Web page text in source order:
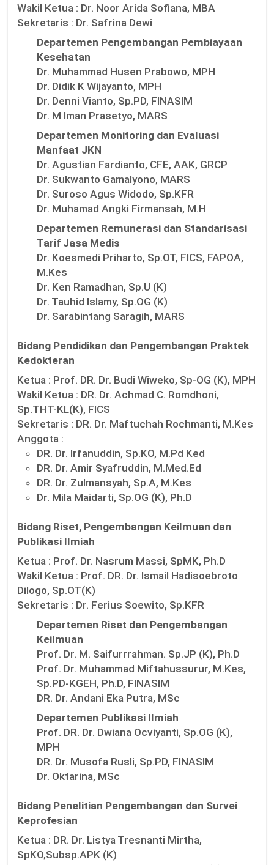
Wakil Ketua : Dr. Noor Arida Sofiana, MBA
Sekretaris : Dr. Safrina Dewi
Departemen Pengembangan Pembiayaan
Kesehatan
Dr. Muhammad Husen Prabowo, MPH
Dr. Didik K Wijayanto, MPH
Dr. Denni Vianto, Sp.PD, FINASIM
Dr. M Iman Prasetyo, MARS
Departemen Monitoring dan Evaluasi
Manfaat JKN
Dr. Agustian Fardianto, CFE, AAK, GRCP
Dr. Sukwanto Gamalyono, MARS
Dr. Suroso Agus Widodo, Sp.KFR
Dr. Muhamad Angki Firmansah, M.H
Departemen Remunerasi dan Standarisasi
Tarif Jasa Medis
Dr. Koesmedi Priharto, Sp.OT, FICS, FAPOA,
M.Kes
Dr. Ken Ramadhan, Sp.U (K)
Dr. Tauhid Islamy, Sp.OG (K)
Dr. Sarabintang Saragih, MARS
Bidang Pendidikan dan Pengembangan Praktek
Kedokteran
Ketua : Prof. DR. Dr. Budi Wiweko, Sp-OG (K), MPH
Wakil Ketua : DR. Dr. Achmad C. Romdhoni,
Sp.THT-KL(K), FICS
Sekretaris : DR. Dr. Maftuchah Rochmanti, M.Kes
Anggota :
DR. Dr. Irfanuddin, Sp.KO, M.Pd Ked
DR. Dr. Amir Syafruddin, M.Med.Ed
DR. Dr. Zulmansyah, Sp.A, M.Kes
Dr. Mila Maidarti, Sp.OG (K), Ph.D
Bidang Riset, Pengembangan Keilmuan dan
Publikasi Ilmiah
Ketua : Prof. Dr. Nasrum Massi, SpMK, Ph.D
Wakil Ketua : Prof. DR. Dr. Ismail Hadisoebroto
Dilogo, Sp.OT(K)
Sekretaris : Dr. Ferius Soewito, Sp.KFR
Departemen Riset dan Pengembangan
Keilmuan
Prof. Dr. M. Saifurrrahman. Sp.JP (K), Ph.D
Prof. Dr. Muhammad Miftahussurur, M.Kes,
Sp.PD-KGEH, Ph.D, FINASIM
DR. Dr. Andani Eka Putra, MSc
Departemen Publikasi Ilmiah
Prof. DR. Dr. Dwiana Ocviyanti, Sp.OG (K),
MPH
DR. Dr. Musofa Rusli, Sp.PD, FINASIM
Dr. Oktarina, MSc
Bidang Penelitian Pengembangan dan Survei
Keprofesian
Ketua : DR. Dr. Listya Tresnanti Mirtha,
SpKO,Subsp.APK (K)